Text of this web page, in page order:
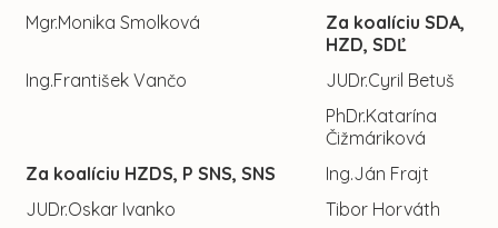
Mgr.Monika Smolková
Za koalíciu SDA,
HZD, SDĽ
Ing.František Vančo
JUDr.Cyril Betuš
PhDr.Katarína
Čižmáriková
Za koalíciu HZDS, P SNS, SNS
Ing.Ján Frajt
JUDr.Oskar Ivanko
Tibor Horváth